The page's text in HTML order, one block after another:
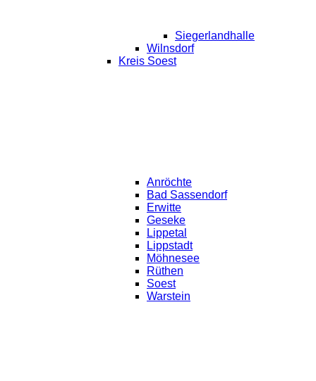
Siegerlandhalle
Wilnsdorf
Kreis Soest
Anröchte
Bad Sassendorf
Erwitte
Geseke
Lippetal
Lippstadt
Möhnesee
Rüthen
Soest
Warstein